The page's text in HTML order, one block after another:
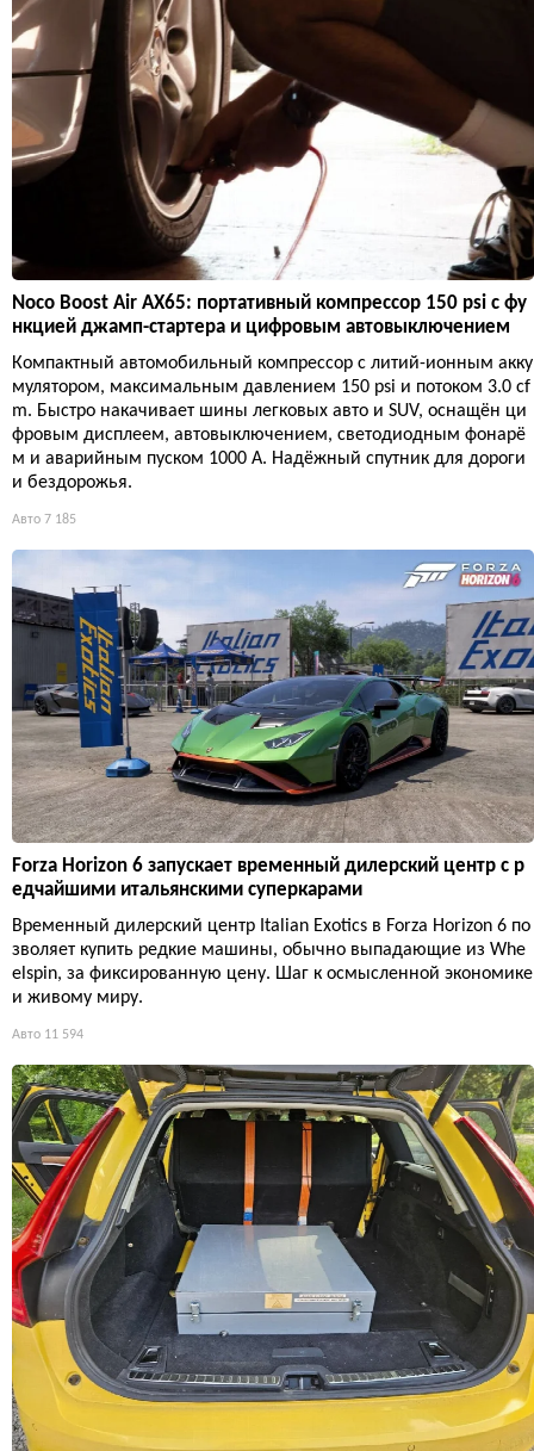
Noco Boost Air AX65: портативный компрессор 150 psi с фу
нкцией джамп-стартера и цифровым автовыключением
Компактный автомобильный компрессор с литий-ионным акку
мулятором, максимальным давлением 150 psi и потоком 3.0 cf
m. Быстро накачивает шины легковых авто и SUV, оснащён ци
фровым дисплеем, автовыключением, светодиодным фонарё
м и аварийным пуском 1000 А. Надёжный спутник для дороги
и бездорожья.
Авто 7 185
Forza Horizon 6 запускает временный дилерский центр с р
едчайшими итальянскими суперкарами
Временный дилерский центр Italian Exotics в Forza Horizon 6 по
зволяет купить редкие машины, обычно выпадающие из Whe
elspin, за фиксированную цену. Шаг к осмысленной экономике
и живому миру.
Авто 11 594